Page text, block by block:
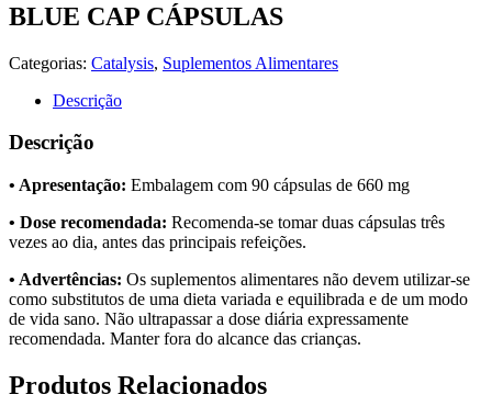
BLUE CAP CÁPSULAS
Categorias: Catalysis, Suplementos Alimentares
Descrição
Descrição
• Apresentação: Embalagem com 90 cápsulas de 660 mg
• Dose recomendada: Recomenda-se tomar duas cápsulas três
vezes ao dia, antes das principais refeições.
• Advertências: Os suplementos alimentares não devem utilizar-se
como substitutos de uma dieta variada e equilibrada e de um modo
de vida sano. Não ultrapassar a dose diária expressamente
recomendada. Manter fora do alcance das crianças.
Produtos Relacionados